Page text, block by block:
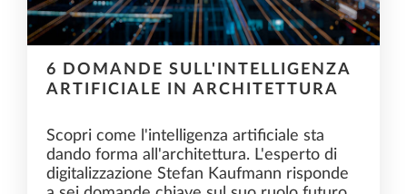
6 DOMANDE SULL'INTELLIGENZA
ARTIFICIALE IN ARCHITETTURA
Scopri come l'intelligenza artificiale sta
dando forma all'architettura. L'esperto di
digitalizzazione Stefan Kaufmann risponde